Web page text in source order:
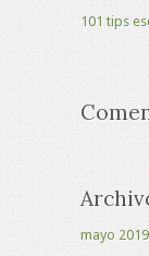
101 tips
mayo 2019